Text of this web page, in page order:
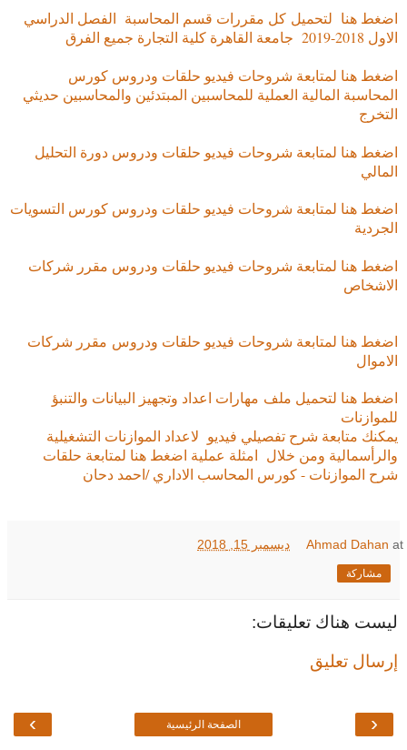
اضغط هنا لتحميل كل مقررات قسم المحاسبة الفصل الدراسي
الاول 2018-2019 جامعة القاهرة كلية التجارة جميع الفرق
اضغط هنا لمتابعة شروحات فيديو حلقات ودروس كورس
المحاسبة المالية العملية للمحاسبين المبتدئين والمحاسبين حديثي
التخرج
اضغط هنا لمتابعة شروحات فيديو حلقات ودروس دورة التحليل
المالي
اضغط هنا لمتابعة شروحات فيديو حلقات ودروس كورس التسويات
الجردية
اضغط هنا لمتابعة شروحات فيديو حلقات ودروس مقرر شركات
الاشخاص
اضغط هنا لمتابعة شروحات فيديو حلقات ودروس مقرر شركات
الاموال
اضغط هنا لتحميل ملف مهارات اعداد وتجهيز البيانات والتنبؤ
للموازنات
يمكنك متابعة شرح تفصيلي فيديو لاعداد الموازنات التشغيلية
والرأسمالية ومن خلال امثلة عملية اضغط هنا لمتابعة حلقات
شرح الموازنات - كورس المحاسب الاداري /احمد دحان
Ahmad Dahan at ديسمبر 15, 2018
مشاركة
ليست هناك تعليقات:
إرسال تعليق
‹
› الصفحة الرئيسية